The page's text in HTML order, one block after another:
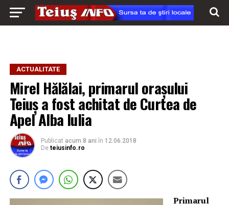
ACTUALITATE
Mirel Hălălai, primarul orașului
Teiuș a fost achitat de Curtea de
Apel Alba Iulia
Publicat acum 8 ani în 12.06.2018
De teiusinfo.ro
Primarul